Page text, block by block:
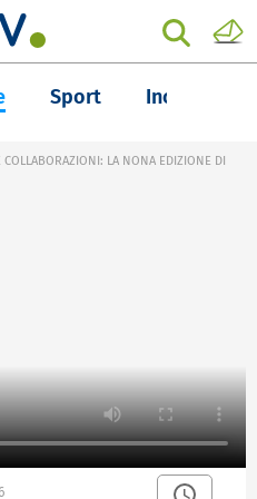
Sport Inchieste
COLLABORAZIONI: LA NONA EDIZIONE DI